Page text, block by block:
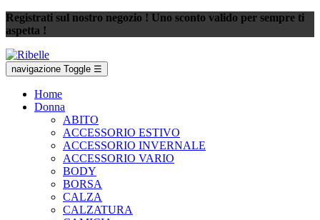
Registrati sul nostro negozio ! Uno sconto valido per sempre ti
aspetta !
navigazione Toggle ☰
Home
Donna
ABITO
ACCESSORIO ESTIVO
ACCESSORIO INVERNALE
ACCESSORIO VARIO
BODY
BORSA
CALZA
CALZATURA